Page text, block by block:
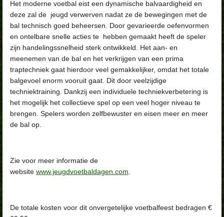
Het moderne voetbal eist een dynamische balvaardigheid en
deze zal de jeugd verwerven nadat ze de bewegingen met de
bal technisch goed beheersen. Door gevarieerde oefenvormen
en ontelbare snelle acties te hebben gemaakt heeft de speler
zijn handelingssnelheid sterk ontwikkeld. Het aan- en
meenemen van de bal en het verkrijgen van een prima
traptechniek gaat hierdoor veel gemakkelijker, omdat het totale
balgevoel enorm vooruit gaat. Dit door veelzijdige
techniektraining. Dankzij een individuele techniekverbetering is
het mogelijk het collectieve spel op een veel hoger niveau te
brengen. Spelers worden zelfbewuster en eisen meer en meer
de bal op.
Zie voor meer informatie de
website www.jeugdvoetbaldagen.com
De totale kosten voor dit onvergetelijke voetbalfeest bedragen €